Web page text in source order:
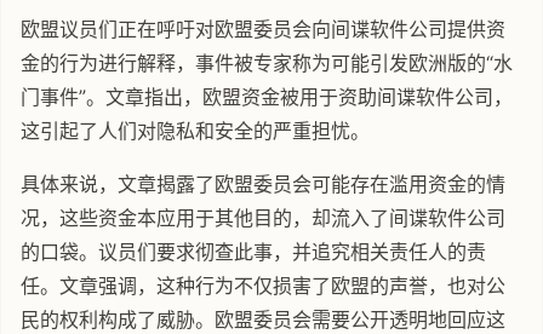
欧盟议员们正在呼吁对欧盟委员会向间谍软件公司提供资
金的行为进行解释，事件被专家称为可能引发欧洲版的“水
门事件”。文章指出，欧盟资金被用于资助间谍软件公司，
这引起了人们对隐私和安全的严重担忧。
具体来说，文章揭露了欧盟委员会可能存在滥用资金的情
况，这些资金本应用于其他目的，却流入了间谍软件公司
的口袋。议员们要求彻查此事，并追究相关责任人的责
任。文章强调，这种行为不仅损害了欧盟的声誉，也对公
民的权利构成了威胁。欧盟委员会需要公开透明地回应这